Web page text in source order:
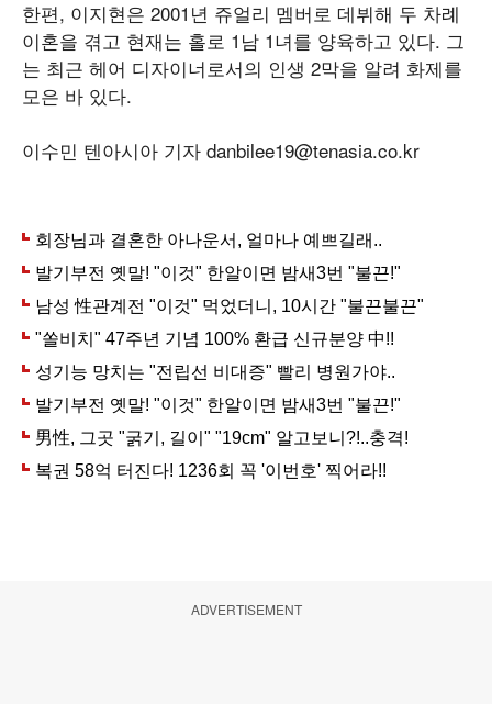
한편, 이지현은 2001년 쥬얼리 멤버로 데뷔해 두 차례
이혼을 겪고 현재는 홀로 1남 1녀를 양육하고 있다. 그
는 최근 헤어 디자이너로서의 인생 2막을 알려 화제를
모은 바 있다.
이수민 텐아시아 기자 danbilee19@tenasia.co.kr
ADVERTISEMENT